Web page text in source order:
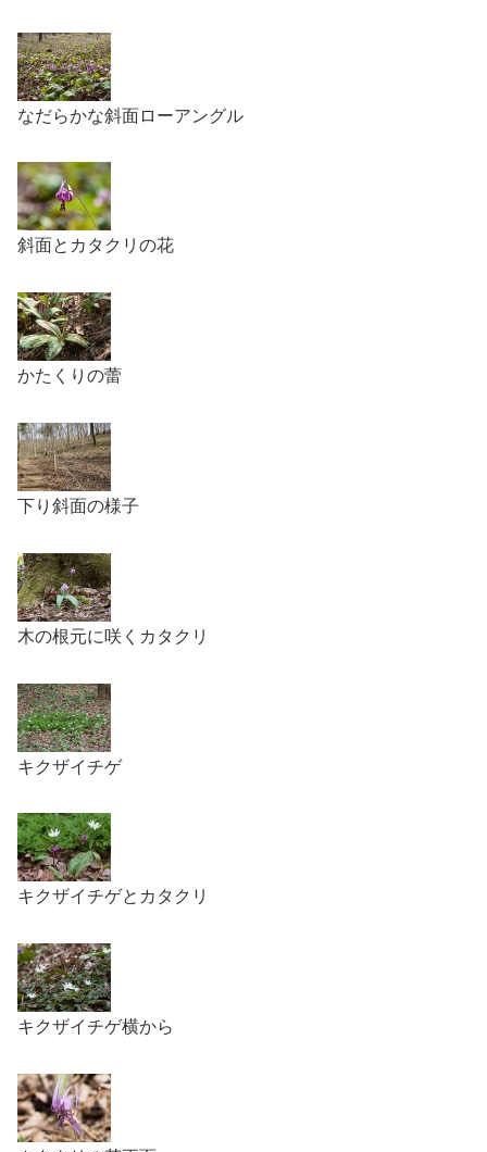
なだらかな斜面ローアングル
斜面とカタクリの花
かたくりの蕾
下り斜面の様子
木の根元に咲くカタクリ
キクザイチゲ
キクザイチゲとカタクリ
キクザイチゲ横から